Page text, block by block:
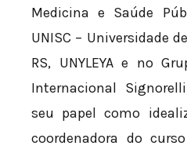
Medicina e Saúde
UNISC – Universidade
RS, UNYLEYA e no
Internacional
seu papel como
coordenadora do